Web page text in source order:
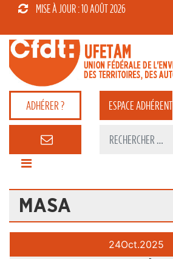
MISE À JOUR : 10 AOÛT 2026
ADHÉRER ? ESPACEADHÉRENT
MASA
24Oct.2025